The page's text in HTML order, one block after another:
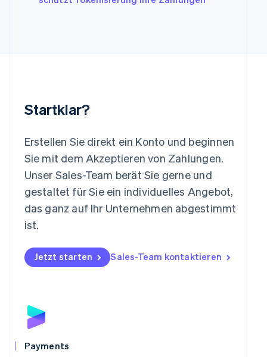
Startklar?
Erstellen Sie direkt ein Konto und beginnen
Sie mit dem Akzeptieren von Zahlungen.
Unser Sales-Team berät Sie gerne und
gestaltet für Sie ein individuelles Angebot,
das ganz auf Ihr Unternehmen abgestimmt
ist.
Jetzt starten Sales-Team kontaktieren
Payments
English
Español English
Neuseeland
English
Niederlande
Norwegen
English
Polen
English
Portugal
Schweden
Deutsch